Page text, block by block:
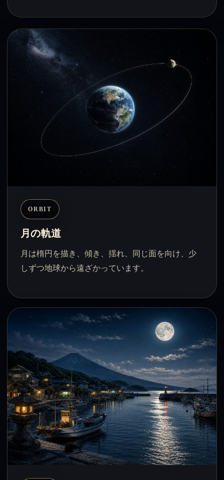
ORBIT
月の軌道
月は楕円を描き、傾き、揺れ、同じ面を向け、少
しずつ地球から遠ざかっています。